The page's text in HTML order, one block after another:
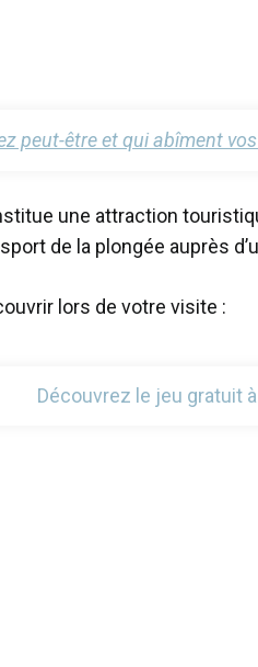
peut-être et qui abîment
une attraction
de la plongée auprès
lors de votre visite :
Découvrez le jeu gratuit